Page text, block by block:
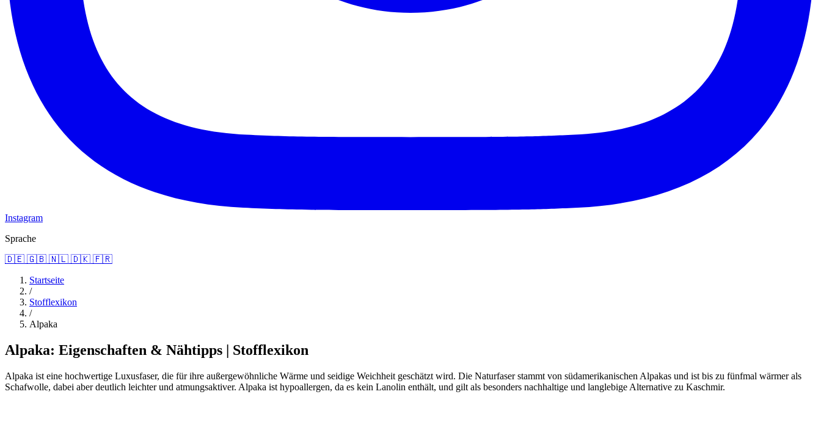
Instagram
Sprache
🇩🇪 🇬🇧 🇳🇱 🇩🇰 🇫🇷
Startseite
/
Stofflexikon
/
Alpaka
Alpaka: Eigenschaften & Nähtipps | Stofflexikon
Alpaka ist eine hochwertige Luxusfaser, die für ihre außergewöhnliche Wärme und seidige Weichheit geschätzt wird. Die Naturfaser stammt von südamerikanischen Alpakas und ist bis zu fünfmal wärmer als
Schafwolle, dabei aber deutlich leichter und atmungsaktiver. Alpaka ist hypoallergen, da es kein Lanolin enthält, und gilt als besonders nachhaltige und langlebige Alternative zu Kaschmir.